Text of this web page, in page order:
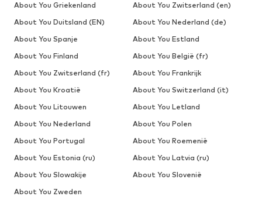
About You Griekenland
About You Zwitserland (en)
About You Duitsland (EN)
About You Nederland (de)
About You Spanje
About You Estland
About You Finland
About You België (fr)
About You Zwitserland (fr)
About You Frankrijk
About You Kroatië
About You Switzerland (it)
About You Litouwen
About You Letland
About You Nederland
About You Polen
About You Portugal
About You Roemenië
About You Estonia (ru)
About You Latvia (ru)
About You Slowakije
About You Slovenië
About You Zweden